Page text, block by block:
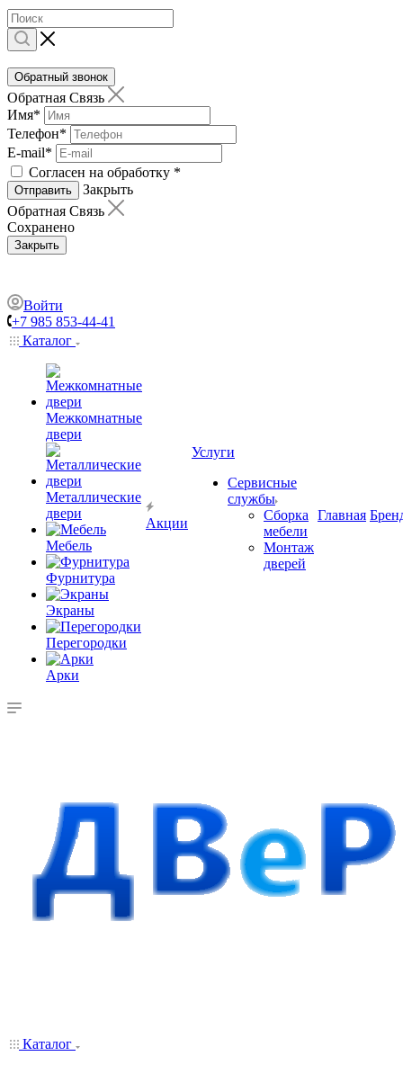
Обратный звонок
Обратная Связь
Имя*
Телефон*
E-mail*
Согласен на обработку *
Отправить
Закрыть
Обратная Связь
Сохранено
Закрыть
Войти
+7 985 853-44-41
Каталог
Межкомнатные
двери
Металлические
двери
Мебель
Фурнитура
Экраны
Перегородки
Арки
Акции
Услуги
Сервисные
службы
Сборка
мебели
Монтаж
дверей
Главная
Каталог